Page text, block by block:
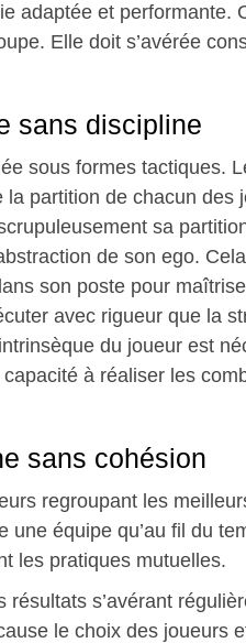
adaptée et performante.
Elle doit s’avérée
sans discipline
sous formes tactiques.
la partition de chacun des
sa
de son ego.
son poste pour
avec rigueur que la
du joueur est
à réaliser les
sans cohésion
regroupant les
une équipe qu’au fil du
les pratiques mutuelles.
résultats s’avérant
le choix des joueurs